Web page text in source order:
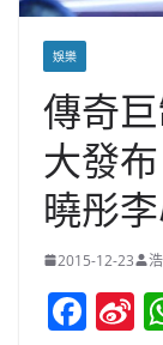
娛樂
傳奇
大發
曉彤
2015-12-23
F